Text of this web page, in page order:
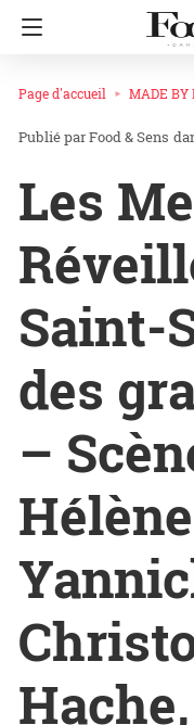
Page d'accueil MADE BY
Food & Sens
Les
Saint-
des
–